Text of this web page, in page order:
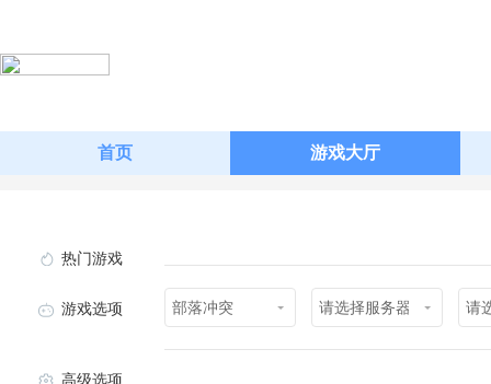
首页 游戏大厅
热门游戏
游戏选项 部落冲突 请选择服务器 请
高级选项